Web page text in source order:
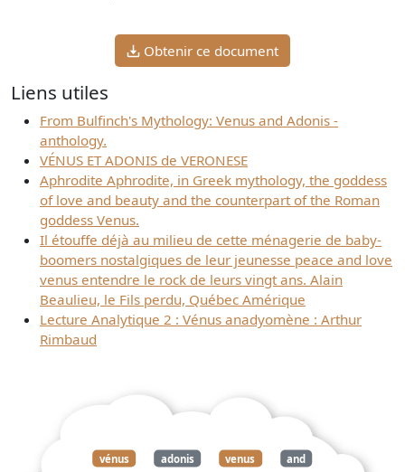
Obtenir ce document
Liens utiles
From Bulfinch's Mythology: Venus and Adonis -
anthology.
VÉNUS ET ADONIS de VERONESE
Aphrodite Aphrodite, in Greek mythology, the goddess
of love and beauty and the counterpart of the Roman
goddess Venus.
Il étouffe déjà au milieu de cette ménagerie de baby-
boomers nostalgiques de leur jeunesse peace and love
venus entendre le rock de leurs vingt ans. Alain
Beaulieu, le Fils perdu, Québec Amérique
Lecture Analytique 2 : Vénus anadyomène : Arthur
Rimbaud
vénus adonis venus and